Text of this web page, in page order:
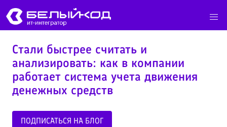
Стали быстрее считать и
анализировать: как в компании
работает система учета движения
денежных средств
ПОДПИСАТЬСЯ НА БЛОГ